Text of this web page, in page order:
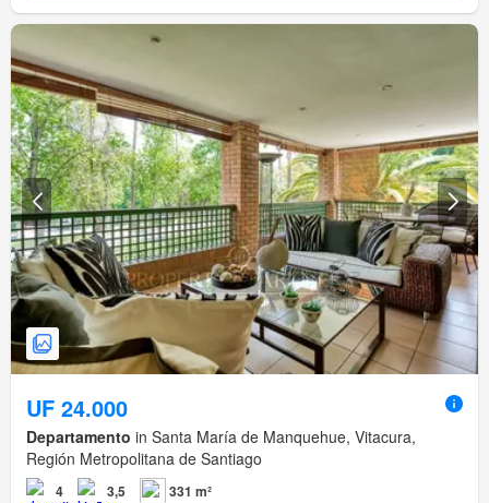
UF 24.000
Departamento in Santa María de Manquehue, Vitacura,
Región Metropolitana de Santiago
4 3,5 331 m²